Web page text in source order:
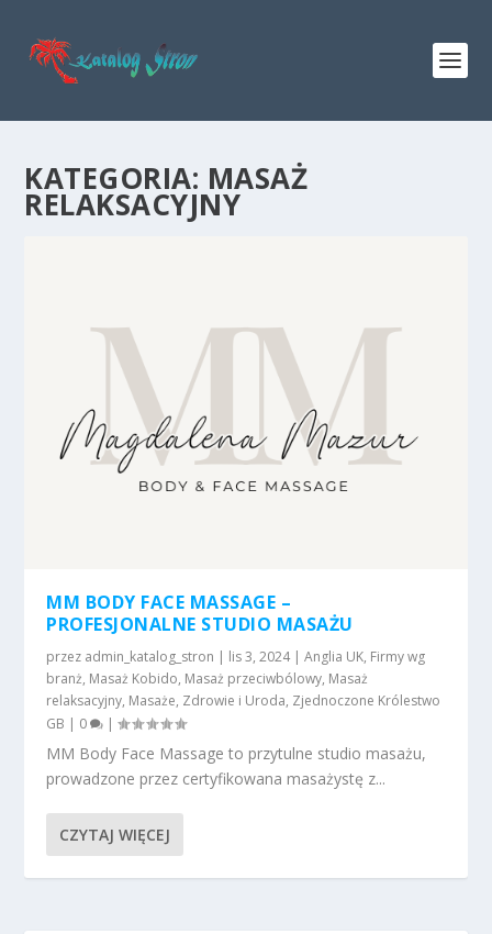
KATEGORIA: MASAŻ
RELAKSACYJNY
MM BODY FACE MASSAGE –
PROFESJONALNE STUDIO MASAŻU
przez admin_katalog_stron | lis 3, 2024|Anglia UK, Firmy wg
branż, Masaż Kobido, Masaż przeciwbólowy, Masaż
relaksacyjny, Masaże, Zdrowie i Uroda, Zjednoczone Królestwo
GB | 0 |
MM Body Face Massage to przytulne studio masażu,
prowadzone przez certyfikowana masażystę z...
CZYTAJ WIĘCEJ